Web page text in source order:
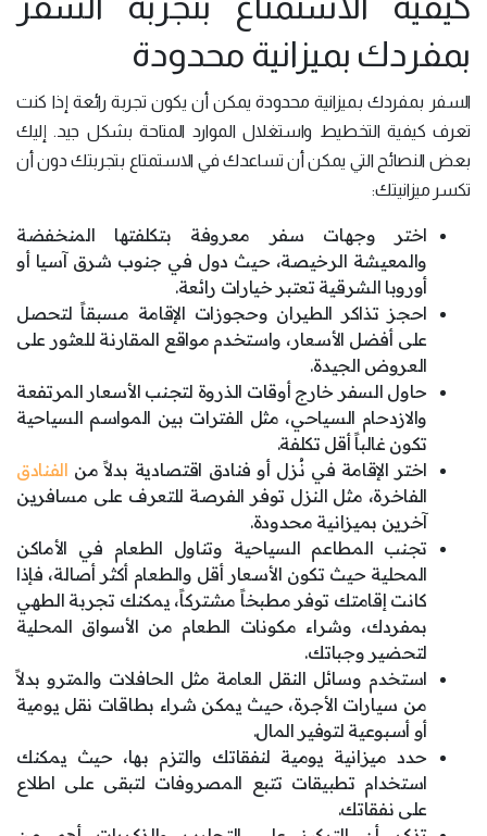
بمفردك بميزانية محدودة
السفر بمفردك بميزانية محدودة يمكن أن يكون تجربة رائعة إذا كنت
تعرف كيفية التخطيط واستغلال الموارد المتاحة بشكل جيد. إليك
بعض النصائح التي يمكن أن تساعدك في الاستمتاع بتجربتك دون أن
تكسر ميزانيتك:
اختر وجهات سفر معروفة بتكلفتها المنخفضة
والمعيشة الرخيصة، حيث دول في جنوب شرق آسيا أو
أوروبا الشرقية تعتبر خيارات رائعة.
احجز تذاكر الطيران وحجوزات الإقامة مسبقاً لتحصل
على أفضل الأسعار، واستخدم مواقع المقارنة للعثور على
العروض الجيدة.
حاول السفر خارج أوقات الذروة لتجنب الأسعار المرتفعة
والازدحام السياحي، مثل الفترات بين المواسم السياحية
تكون غالباً أقل تكلفة.
اختر الإقامة في نُزل أو فنادق اقتصادية بدلاً من الفنادق
الفاخرة، مثل النزل توفر الفرصة للتعرف على مسافرين
آخرين بميزانية محدودة.
تجنب المطاعم السياحية وتناول الطعام في الأماكن
المحلية حيث تكون الأسعار أقل والطعام أكثر أصالة، فإذا
كانت إقامتك توفر مطبخاً مشتركاً، يمكنك تجربة الطهي
بمفردك، وشراء مكونات الطعام من الأسواق المحلية
لتحضير وجباتك.
استخدم وسائل النقل العامة مثل الحافلات والمترو بدلاً
من سيارات الأجرة، حيث يمكن شراء بطاقات نقل يومية
أو أسبوعية لتوفير المال.
حدد ميزانية يومية لنفقاتك والتزم بها، حيث يمكنك
استخدام تطبيقات تتبع المصروفات لتبقى على اطلاع
على نفقاتك.